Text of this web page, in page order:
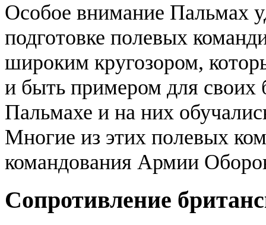
Особое внимание Пальмах
подготовке полевых
широким кругозором,
и быть примером для
Пальмахе и на них
Многие из этих полевых
командования Армии
Сопротивление